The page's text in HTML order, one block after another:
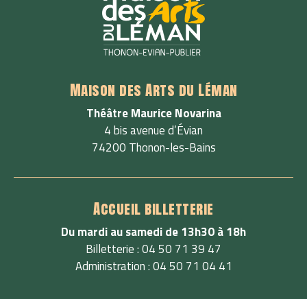
Maison des Arts du Léman
Théâtre Maurice Novarina
4 bis avenue d’Évian
74200 Thonon-les-Bains
Accueil billetterie
Du mardi au samedi de 13h30 à 18h
Billetterie : 04 50 71 39 47
Administration : 04 50 71 04 41